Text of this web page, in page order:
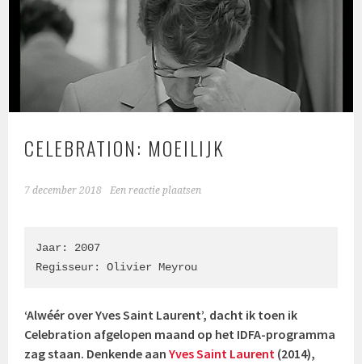
CELEBRATION: MOEILIJK
7 december 2018 Een reactie plaatsen
Jaar: 2007
Regisseur: Olivier Meyrou
‘Alwéér over Yves Saint Laurent’, dacht ik toen ik
Celebration afgelopen maand op het IDFA-programma
zag staan. Denkende aanYves Saint Laurent (2014),